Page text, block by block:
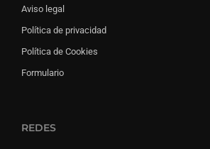
Aviso legal
Política de privacidad
Política de Cookies
Formulario
REDES